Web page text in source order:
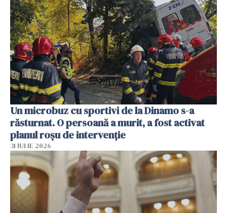
Un microbuz cu sportivi de la Dinamo s-a
răsturnat. O persoană a murit, a fost activat
planul roșu de intervenție
31 IULIE 2026